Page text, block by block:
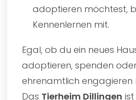
adoptieren möchtest,
Kennenlernen mit.
Egal, ob du ein neues
adoptieren, spenden
ehrenamtlich engagieren
Das Tierheim Dillingen